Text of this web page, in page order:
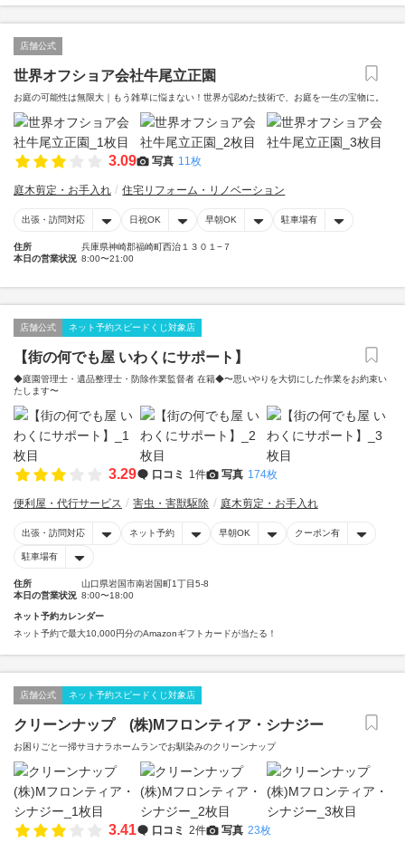
店舗公式
世界オフショア会社牛尾立正園
お庭の可能性は無限大｜もう雑草に悩まない！世界が認めた技術で、お庭を一生の宝物に。
3.09 写真 11枚
庭木剪定・お手入れ 住宅リフォーム・リノベーション
出張・訪問対応 日祝OK 早朝OK 駐車場有
住所
兵庫県神崎郡福崎町西治１３０１−７
本日の営業状況 8:00〜21:00
店舗公式 ネット予約スピードくじ対象店
【街の何でも屋 いわくにサポート】
◆庭園管理士・遺品整理士・防除作業監督者 在籍◆〜思いやりを大切にした作業をお約束い
たします〜
3.29 口コミ 1件 写真 174枚
便利屋・代行サービス 害虫・害獣駆除 庭木剪定・お手入れ
出張・訪問対応 ネット予約 早朝OK クーポン有
駐車場有
住所
山口県岩国市南岩国町1丁目5-8
本日の営業状況 8:00〜18:00
ネット予約カレンダー
ネット予約で最大10,000円分のAmazonギフトカードが当たる！
店舗公式 ネット予約スピードくじ対象店
クリーンナップ (株)Mフロンティア・シナジー
お困りごと一掃サヨナラホームランでお馴染みのクリーンナップ
3.41 口コミ 2件 写真 23枚